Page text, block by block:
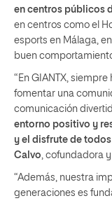
en centros públicos
en centros como el
esports en Málaga,
buen
“En GIANTX,
fomentar una
comunicación
entorno positivo y
y el disfrute de
Calvo, cofundadora
“Además, nuestra
generaciones es